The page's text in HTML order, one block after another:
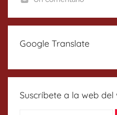
Google Translate
Suscríbete a la web